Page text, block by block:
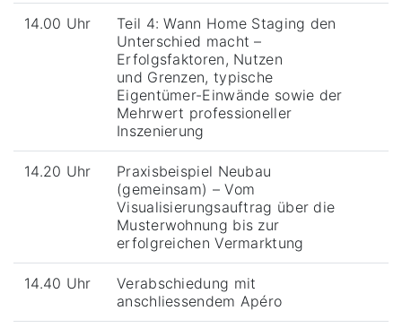
14.00 Uhr
Teil 4: Wann Home Staging den
Unterschied macht –
Erfolgsfaktoren, Nutzen
und Grenzen, typische
Eigentümer-Einwände sowie der
Mehrwert professioneller
Inszenierung
14.20 Uhr
Praxisbeispiel Neubau
(gemeinsam) – Vom
Visualisierungsauftrag über die
Musterwohnung bis zur
erfolgreichen Vermarktung
14.40 Uhr
Verabschiedung mit
anschliessendem Apéro